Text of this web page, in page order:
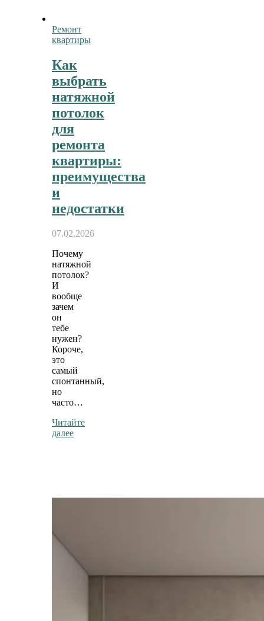
Ремонт
квартиры
Как
выбрать
натяжной
потолок
для
ремонта
квартиры:
преимущества
и
недостатки
07.02.2026
Почему
натяжной
потолок?
И
вообще
зачем
он
тебе
нужен?
Короче,
это
самый
спонтанный,
но
часто…
Читайте
далее